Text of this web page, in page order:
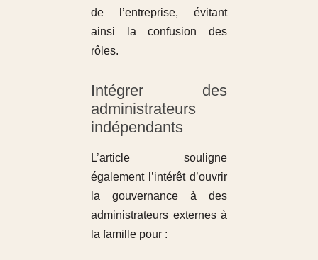
de l’entreprise, évitant
ainsi la confusion des
rôles.
Intégrer des
administrateurs
indépendants
L’article souligne
également l’intérêt d’ouvrir
la gouvernance à des
administrateurs externes à
la famille pour :